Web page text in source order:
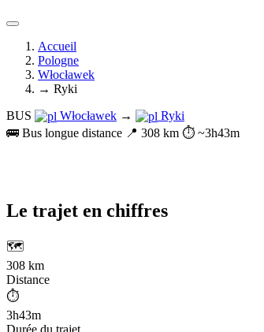
Accueil
Pologne
Włocławek
→ Ryki
BUS
Włocławek →
Ryki
🚌 Bus longue distance 📍 308 km ⏱️ ~3h43m
Le trajet en chiffres
🗺️
308 km
Distance
⏱️
3h43m